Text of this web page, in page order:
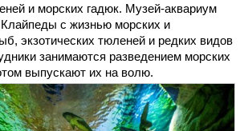
и морских гадюк. Музей-аквариум
Клайпеды с жизнью морских и
экзотических тюленей и редких видов
занимаются разведением морских
выпускают их на волю.